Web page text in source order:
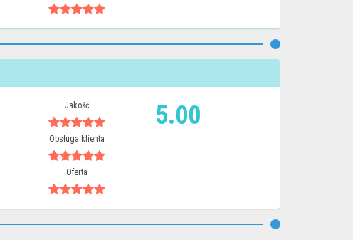
Jakość
Obsługa klienta
Oferta
5.00